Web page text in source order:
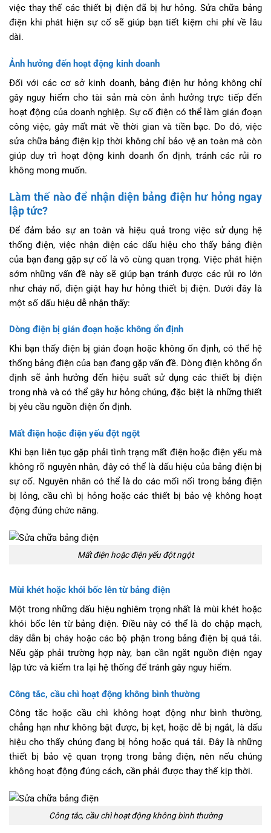
việc thay thế các thiết bị điện đã bị hư hỏng. Sửa chữa bảng
điện khi phát hiện sự cố sẽ giúp bạn tiết kiệm chi phí về lâu
dài.
Ảnh hưởng đến hoạt động kinh doanh
Đối với các cơ sở kinh doanh, bảng điện hư hỏng không chỉ
gây nguy hiểm cho tài sản mà còn ảnh hưởng trực tiếp đến
hoạt động của doanh nghiệp. Sự cố điện có thể làm gián đoạn
công việc, gây mất mát về thời gian và tiền bạc. Do đó, việc
sửa chữa bảng điện kịp thời không chỉ bảo vệ an toàn mà còn
giúp duy trì hoạt động kinh doanh ổn định, tránh các rủi ro
không mong muốn.
Làm thế nào để nhận diện bảng điện hư hỏng ngay
lập tức?
Để đảm bảo sự an toàn và hiệu quả trong việc sử dụng hệ
thống điện, việc nhận diện các dấu hiệu cho thấy bảng điện
của bạn đang gặp sự cố là vô cùng quan trọng. Việc phát hiện
sớm những vấn đề này sẽ giúp bạn tránh được các rủi ro lớn
như cháy nổ, điện giật hay hư hỏng thiết bị điện. Dưới đây là
một số dấu hiệu dễ nhận thấy:
Dòng điện bị gián đoạn hoặc không ổn định
Khi bạn thấy điện bị gián đoạn hoặc không ổn định, có thể hệ
thống bảng điện của bạn đang gặp vấn đề. Dòng điện không ổn
định sẽ ảnh hưởng đến hiệu suất sử dụng các thiết bị điện
trong nhà và có thể gây hư hỏng chúng, đặc biệt là những thiết
bị yêu cầu nguồn điện ổn định.
Mất điện hoặc điện yếu đột ngột
Khi bạn liên tục gặp phải tình trạng mất điện hoặc điện yếu mà
không rõ nguyên nhân, đây có thể là dấu hiệu của bảng điện bị
sự cố. Nguyên nhân có thể là do các mối nối trong bảng điện
bị lỏng, cầu chì bị hỏng hoặc các thiết bị bảo vệ không hoạt
động đúng chức năng.
Mất điện hoặc điện yếu đột ngột
Mùi khét hoặc khói bốc lên từ bảng điện
Một trong những dấu hiệu nghiêm trọng nhất là mùi khét hoặc
khói bốc lên từ bảng điện. Điều này có thể là do chập mạch,
dây dẫn bị cháy hoặc các bộ phận trong bảng điện bị quá tải.
Nếu gặp phải trường hợp này, bạn cần ngắt nguồn điện ngay
lập tức và kiểm tra lại hệ thống để tránh gây nguy hiểm.
Công tắc, cầu chì hoạt động không bình thường
Công tắc hoặc cầu chì không hoạt động như bình thường,
chẳng hạn như không bật được, bị kẹt, hoặc dễ bị ngắt, là dấu
hiệu cho thấy chúng đang bị hỏng hoặc quá tải. Đây là những
thiết bị bảo vệ quan trọng trong bảng điện, nên nếu chúng
không hoạt động đúng cách, cần phải được thay thế kịp thời.
Công tắc, cầu chì hoạt động không bình thường